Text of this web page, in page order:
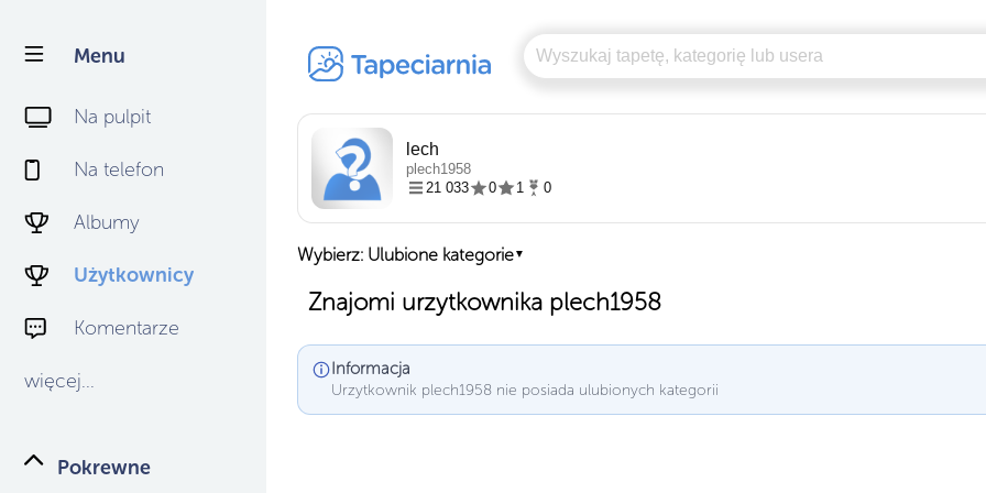
Menu
Na pulpit
Na telefon
Albumy
Użytkownicy
Komentarze
więcej...
Pokrewne
lech
plech1958
21 033
0 1 0
Wybierz: Ulubione kategorie▼
Znajomi urzytkownika plech1958
Informacja
Urzytkownik plech1958 nie posiada ulubionych kategorii